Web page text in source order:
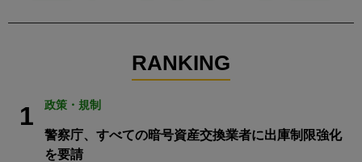
RANKING
1 政策・規制
警察庁、すべての暗号資産交換業者に出庫制限強化
を要請